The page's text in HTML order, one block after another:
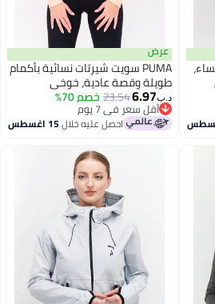
عرض
PUMA سويت شيرتات نسائية بأكمام
طويلة وقصة عادية، خوخي
6.97
23.54خصم 70%
أقل سعر في 7 يوم
أقل سعر في 7 يوماحصل عليه خلال15 اغسطس